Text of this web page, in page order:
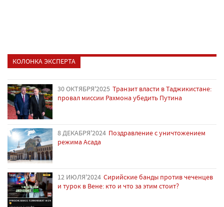
КОЛОНКА ЭКСПЕРТА
30 ОКТЯБРЯ'2025 Транзит власти в Таджикистане:
провал миссии Рахмона убедить Путина
8 ДЕКАБРЯ'2024 Поздравление с уничтожением
режима Асада
12 ИЮЛЯ'2024 Сирийские банды против чеченцев
и турок в Вене: кто и что за этим стоит?